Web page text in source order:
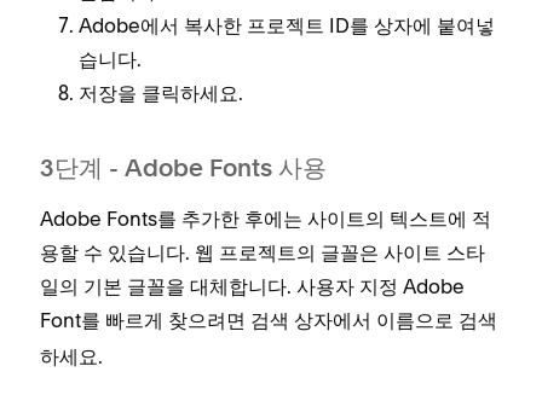
Adobe에서 복사한 프로젝트 ID를 상자에 붙여넣
습니다.
저장을 클릭하세요.
3단계 - Adobe Fonts 사용
Adobe Fonts를 추가한 후에는 사이트의 텍스트에 적
용할 수 있습니다. 웹 프로젝트의 글꼴은 사이트 스타
일의 기본 글꼴을 대체합니다. 사용자 지정 Adobe
Font를 빠르게 찾으려면 검색 상자에서 이름으로 검색
하세요.